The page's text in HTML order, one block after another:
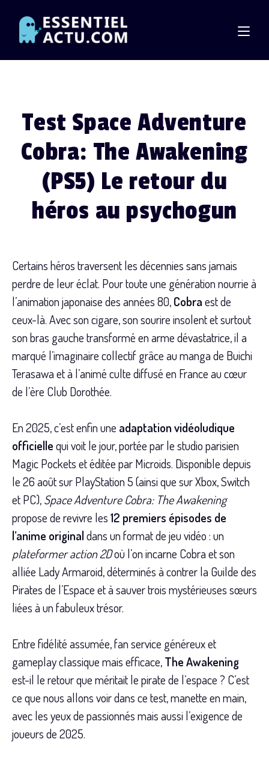
content
Test Space Adventure
Cobra: The Awakening
(PS5) Le retour du
héros au psychogun
Certains héros traversent les décennies sans jamais
perdre de leur éclat. Pour toute une génération nourrie à
l’animation japonaise des années 80,Cobraest de
ceux-là. Avec son cigare, son sourire insolent et surtout
son bras gauche transformé en arme dévastatrice, il a
marqué l’imaginaire collectif grâce au manga de Buichi
Terasawa et à l’animé culte diffusé en France au cœur
de l’ère Club Dorothée.
En 2025, c’est enfin une adaptation vidéoludique
officiellequi voit le jour, portée par le studio parisien
Magic Pockets et éditée par Microids. Disponible depuis
le 26 août sur PlayStation 5 (ainsi que sur Xbox, Switch
et PC),Space Adventure Cobra: The Awakening
propose de revivre les12 premiers épisodes de
l’anime originaldans un format de jeu vidéo : un
plateformer action 2Doù l’on incarne Cobra et son
alliée Lady Armaroid, déterminés à contrer la Guilde des
Pirates de l’Espace et à sauver trois mystérieuses sœurs
liées à un fabuleux trésor.
Entre fidélité assumée, fan service généreux et
gameplay classique mais efficace,The Awakening
est-il le retour que méritait le pirate de l’espace ? C’est
ce que nous allons voir dans ce test, manette en main,
avec les yeux de passionnés mais aussi l’exigence de
joueurs de 2025.